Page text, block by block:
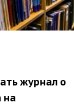
журнал о
на